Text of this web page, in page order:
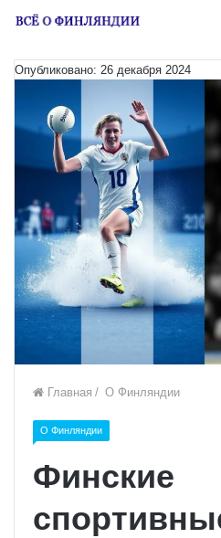
Опубликовано: 26 декабря 2024
Главная / О Финляндии
О Финляндии
Финские